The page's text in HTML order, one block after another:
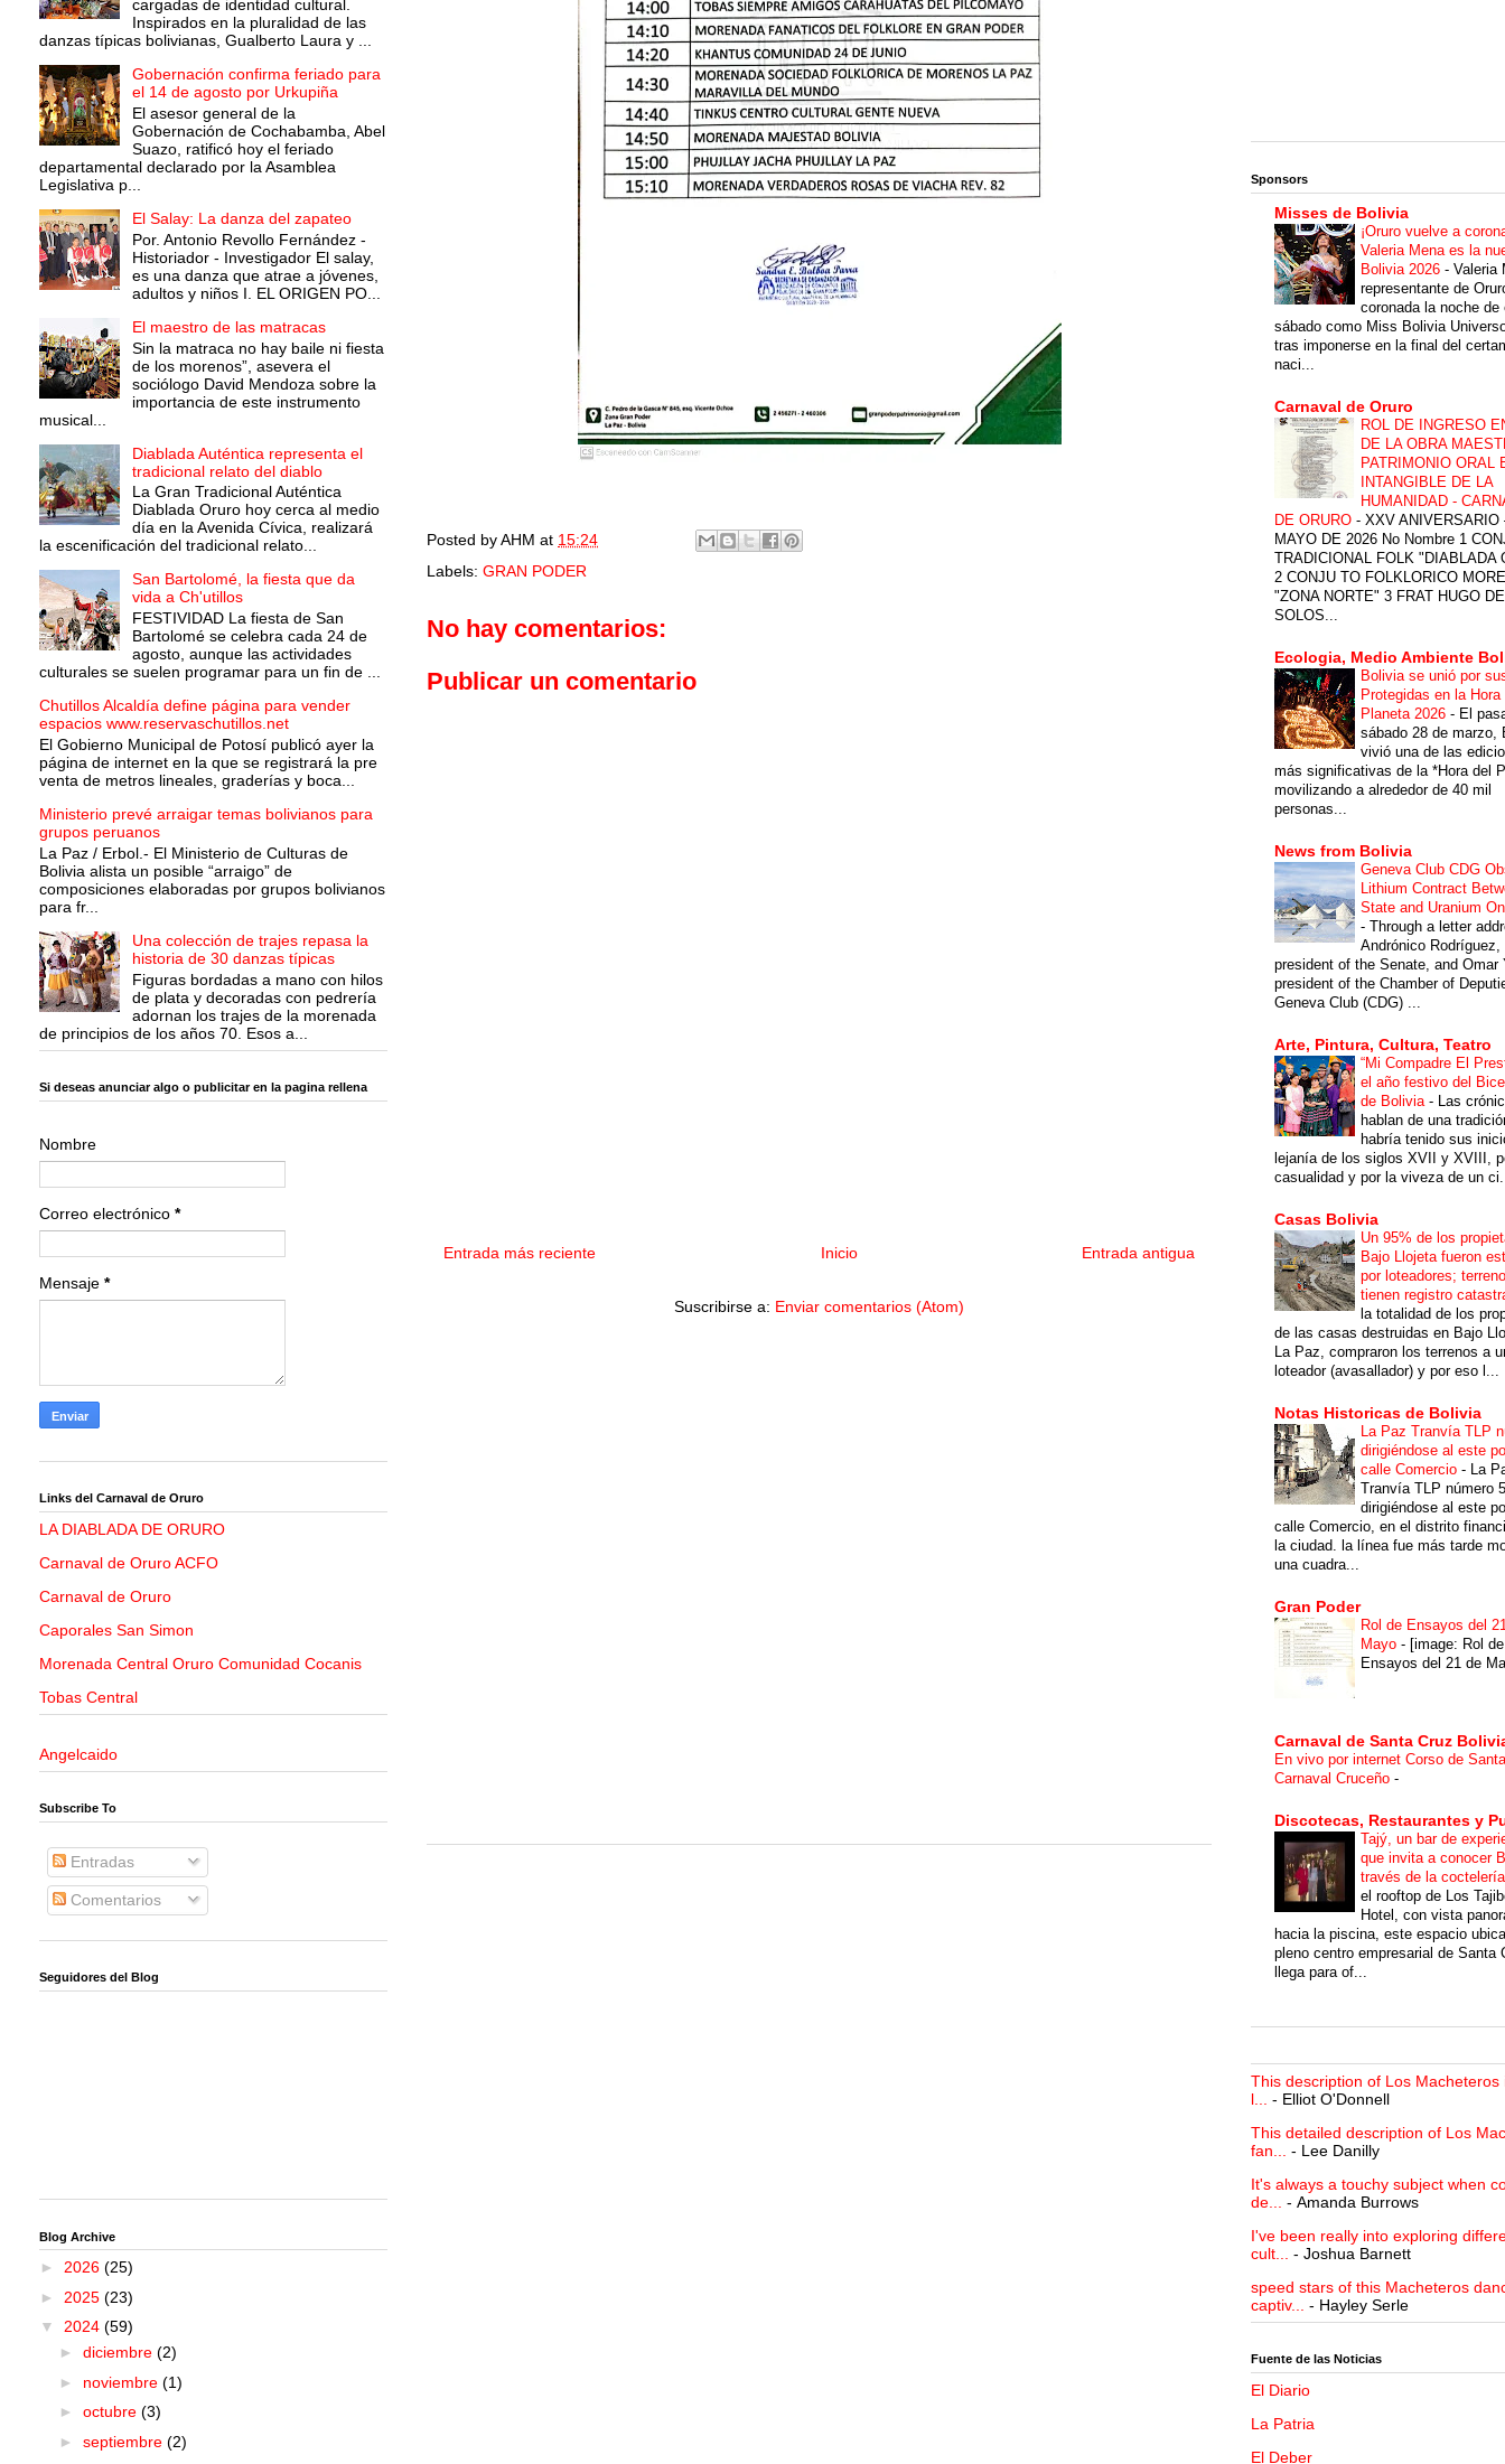
Posted byAHM at 15:24
Labels: GRAN PODER
No hay comentarios:
Publicar un comentario
Entrada más reciente Entrada antigua
Inicio
Suscribirse a: Enviar comentarios (Atom)
cargadas de identidad cultural.
Inspirados en la pluralidad de las
danzas típicas bolivianas, Gualberto Laura y ...
Gobernación confirma feriado para
el 14 de agosto por Urkupiña
El asesor general de la
Gobernación de Cochabamba, Abel
Suazo, ratificó hoy el feriado
departamental declarado por la Asamblea
Legislativa p...
El Salay: La danza del zapateo
Por. Antonio Revollo Fernández -
Historiador - Investigador El salay,
es una danza que atrae a jóvenes,
adultos y niños I. EL ORIGEN PO...
El maestro de las matracas
Sin la matraca no hay baile ni fiesta
de los morenos”, asevera el
sociólogo David Mendoza sobre la
importancia de este instrumento
musical...
Diablada Auténtica representa el
tradicional relato del diablo
La Gran Tradicional Auténtica
Diablada Oruro hoy cerca al medio
día en la Avenida Cívica, realizará
la escenificación del tradicional relato...
San Bartolomé, la fiesta que da
vida a Ch'utillos
FESTIVIDAD La fiesta de San
Bartolomé se celebra cada 24 de
agosto, aunque las actividades
culturales se suelen programar para un fin de ...
Chutillos Alcaldía define página para vender
espacios www.reservaschutillos.net
El Gobierno Municipal de Potosí publicó ayer la
página de internet en la que se registrará la pre
venta de metros lineales, graderías y boca...
Ministerio prevé arraigar temas bolivianos para
grupos peruanos
La Paz / Erbol.- El Ministerio de Culturas de
Bolivia alista un posible “arraigo” de
composiciones elaboradas por grupos bolivianos
para fr...
Una colección de trajes repasa la
historia de 30 danzas típicas
Figuras bordadas a mano con hilos
de plata y decoradas con pedrería
adornan los trajes de la morenada
de principios de los años 70. Esos a...
Si deseas anunciar algo o publicitar en la pagina rellena
Nombre
Correo electrónico *
Mensaje *
Links del Carnaval de Oruro
LA DIABLADA DE ORURO
Carnaval de Oruro ACFO
Carnaval de Oruro
Caporales San Simon
Morenada Central Oruro Comunidad Cocanis
Tobas Central
Angelcaido
Subscribe To
Entradas
Comentarios
Seguidores del Blog
Blog Archive
► 2026 (25)
► 2025 (23)
▼ 2024 (59)
► diciembre (2)
► noviembre (1)
► octubre (3)
► septiembre (2)
Sponsors
Misses de Bolivia
¡Oruro vuelve a
Valeria Mena es la
Bolivia 2026 - Valeria
representante de
coronada la noche de
sábado como Miss Bolivia
tras imponerse en la final del
naci...
Carnaval de Oruro
ROL DE INGRESO
DE LA OBRA
PATRIMONIO ORAL
INTANGIBLE DE LA
HUMANIDAD -
DE ORURO - XXV ANIVERSARIO
MAYO DE 2026 No Nombre 1
TRADICIONAL FOLK "DIABLADA
2 CONJU TO FOLKLORICO
"ZONA NORTE" 3 FRAT HUGO
SOLOS...
Ecologia, Medio Ambiente
Bolivia se unió por
Protegidas en la Hora
Planeta 2026 - El
sábado 28 de marzo,
vivió una de las
más significativas de la *Hora del
movilizando a alrededor de 40 mil
personas...
News from Bolivia
Geneva Club CDG
Lithium Contract
State and Uranium
- Through a letter
Andrónico Rodríguez,
president of the Senate, and Omar
president of the Chamber of
Geneva Club (CDG) ...
Arte, Pintura, Cultura, Teatro
“Mi Compadre El
el año festivo del
de Bolivia - Las
hablan de una
habría tenido sus
lejanía de los siglos XVII y XVIII,
casualidad y por la viveza de un
Casas Bolivia
Un 95% de los
Bajo Llojeta fueron
por loteadores;
tienen registro
la totalidad de los
de las casas destruidas en Bajo
La Paz, compraron los terrenos a
loteador (avasallador) y por eso l...
Notas Historicas de Bolivia
La Paz Tranvía TLP
dirigiéndose al este
calle Comercio - La
Tranvía TLP número 5
dirigiéndose al este
calle Comercio, en el distrito
la ciudad. la línea fue más tarde
una cuadra...
Gran Poder
Rol de Ensayos del
Mayo - [image: Rol de
Ensayos del 21 de
Carnaval de Santa Cruz
En vivo por internet Corso de
Carnaval Cruceño -
Discotecas, Restaurantes y
Tajý, un bar de
que invita a conocer
través de la
el rooftop de Los
Hotel, con vista
hacia la piscina, este espacio
pleno centro empresarial de Santa
llega para of...
This description of Los Macheteros
l...
- Elliot O'Donnell
This detailed description of Los
fan...
- Lee Danilly
It's always a touchy subject when
de...
- Amanda Burrows
I've been really into exploring
cult...
- Joshua Barnett
speed stars of this Macheteros
captiv...
- Hayley Serle
Fuente de las Noticias
El Diario
La Patria
El Deber